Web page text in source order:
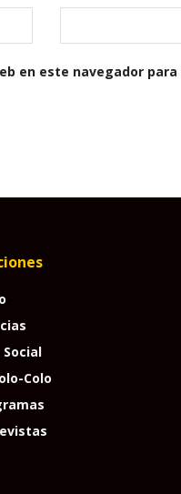
en este navegador
Social
Colo